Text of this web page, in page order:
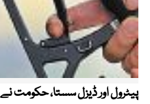
پیٹرول اور ڈیزل سستا، حکومت